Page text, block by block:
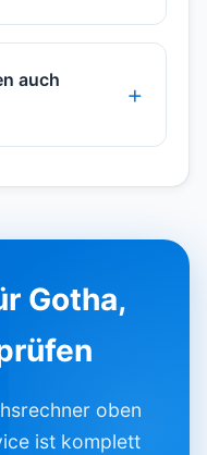
auch
Gotha,
oben
ist komplett